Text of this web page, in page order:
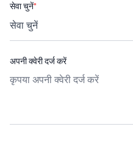
सेवा चुनें*
अपनी क्वेरी दर्ज करें